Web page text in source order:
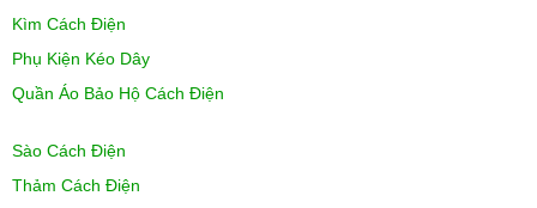
Kìm Cách Điện
Phụ Kiện Kéo Dây
Quần Áo Bảo Hộ Cách Điện
Sào Cách Điện
Thảm Cách Điện